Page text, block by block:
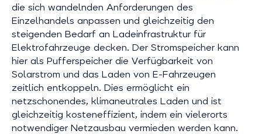
die sich wandelnden Anforderungen des
Einzelhandels anpassen und gleichzeitig den
steigenden Bedarf an Ladeinfrastruktur für
Elektrofahrzeuge decken. Der Stromspeicher kann
hier als Pufferspeicher die Verfügbarkeit von
Solarstrom und das Laden von E-Fahrzeugen
zeitlich entkoppeln. Dies ermöglicht ein
netzschonendes, klimaneutrales Laden und ist
gleichzeitig kosteneffizient, indem ein vielerorts
notwendiger Netzausbau vermieden werden kann.